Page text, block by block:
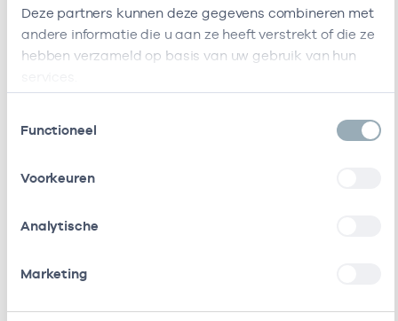
Deze partners kunnen deze gegevens combineren met
andere informatie die u aan ze heeft verstrekt of die ze
hebben verzameld op basis van uw gebruik van hun
Functioneel
Voorkeuren
Analytische
Marketing
Ik heb een arbeidsrelatie met
Naam Rol AGB-code
Stichting Dokter
Vrijgevestigd
getekend)
21210042
Huisartsenmaatschap
01050019
Steendokters